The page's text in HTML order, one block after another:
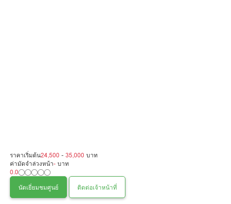
ราคาเริ่มต้น24,500 -35,000 บาท
ค่ามัดจำล่วงหน้า- บาท
0.0
นัดเยี่ยมชมศูนย์
ติดต่อเจ้าหน้าที่